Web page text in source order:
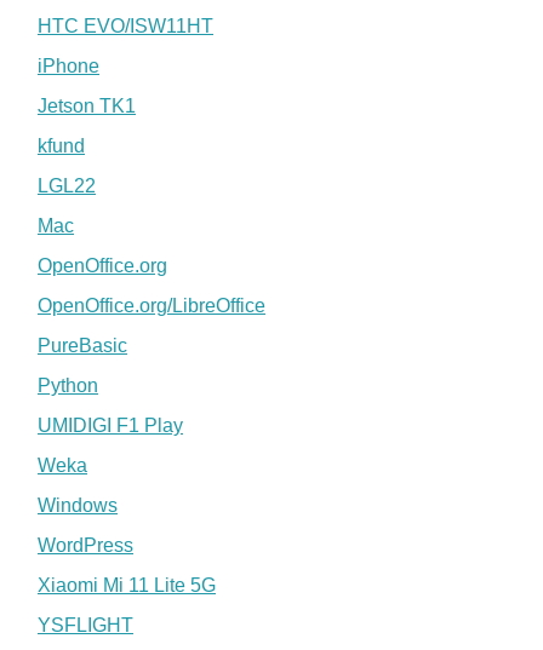
HTC EVO/ISW11HT
iPhone
Jetson TK1
kfund
LGL22
Mac
OpenOffice.org
OpenOffice.org/LibreOffice
PureBasic
Python
UMIDIGI F1 Play
Weka
Windows
WordPress
Xiaomi Mi 11 Lite 5G
YSFLIGHT